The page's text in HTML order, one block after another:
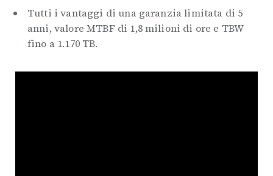
Tutti i vantaggi di una garanzia limitata di 5
anni, valore MTBF di 1,8 milioni di ore e TBW
fino a 1.170 TB.